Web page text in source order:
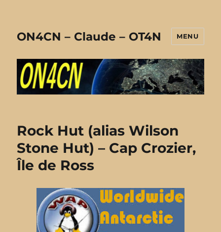
ON4CN – Claude – OT4N MENU
Rock Hut (alias Wilson
Stone Hut) – Cap Crozier,
Île de Ross